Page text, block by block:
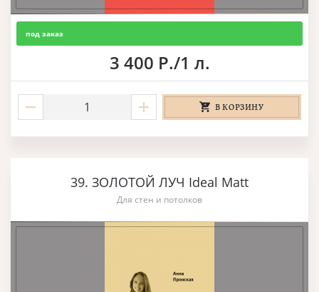
под заказ
3 400 Р./1 л.
В КОРЗИНУ
39. ЗОЛОТОЙ ЛУЧ Ideal Matt
Для стен и потолков